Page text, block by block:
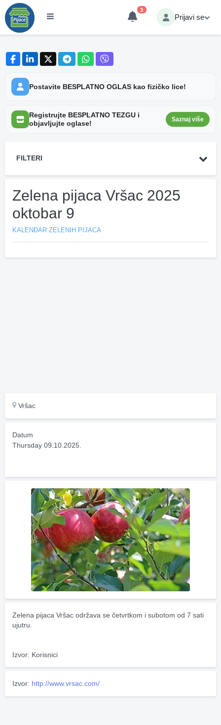
3
Prijavi se
Postavite BESPLATNO OGLAS kao fizičko lice!
Registrujte BESPLATNO TEZGU i
objavljujte oglase!
Saznaj više
FILTERI
Zelena pijaca Vršac 2025
oktobar 9
KALENDAR ZELENIH PIJACA
Vršac
Datum
Thursday 09.10.2025.
Zelena pijaca Vršac održava se četvrtkom i subotom od 7 sati
ujutru.
Izvor: Korisnici
Izvor: http://www.vrsac.com/